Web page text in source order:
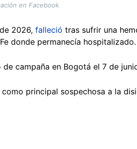
en Facebook
2026, falleció tras sufrir una
donde permanecía hospitalizado.
campaña en Bogotá el 7 de
principal sospechosa a la